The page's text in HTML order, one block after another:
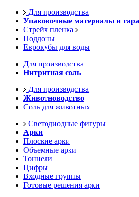
Для производства
Упаковочные материалы и тара
Стрейч пленка
Поддоны
Еврокубы для воды
Для производства
Нитритная соль
Для производства
Животноводство
Соль для животных
Светодиодные фигуры
Арки
Плоские арки
Объемные арки
Тоннели
Цифры
Входные группы
Готовые решения арки